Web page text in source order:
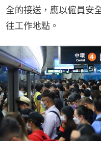
全的接送，應以僱員安
往工作地點。